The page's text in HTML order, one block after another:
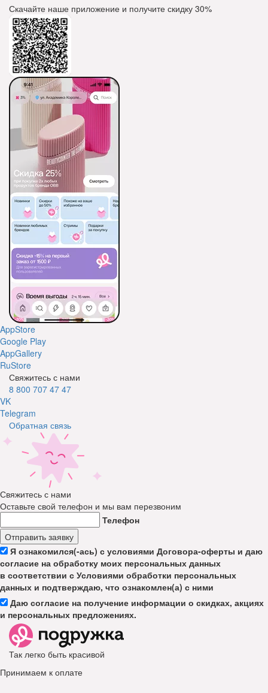
Скачайте наше приложение и получите скидку 30%
AppStore
Google Play
AppGallery
RuStore
Свяжитесь с нами
8 800 707 47 47
VK
Telegram
Обратная связь
Свяжитесь с нами
Оставьте свой телефон и мы вам перезвоним
Телефон
Отправить заявку
Я ознакомился(-ась) с условиями Договора-оферты и даю
согласие на обработку моих персональных данных
в соответствии с Условиями обработки персональных
данных и подтверждаю, что ознакомлен(а) с ними
Даю согласие на получение информации о скидках, акциях
и персональных предложениях.
Так легко быть красивой
Принимаем к оплате